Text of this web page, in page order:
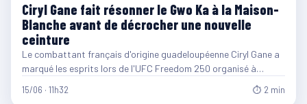
Ciryl Gane fait résonner le Gwo Ka à la Maison-
Blanche avant de décrocher une nouvelle
ceinture
Le combattant français d'origine guadeloupéenne Ciryl Gane a
marqué les esprits lors de l'UFC Freedom 250 organisé à…
15/06 · 11h32 ⏱ 2 min